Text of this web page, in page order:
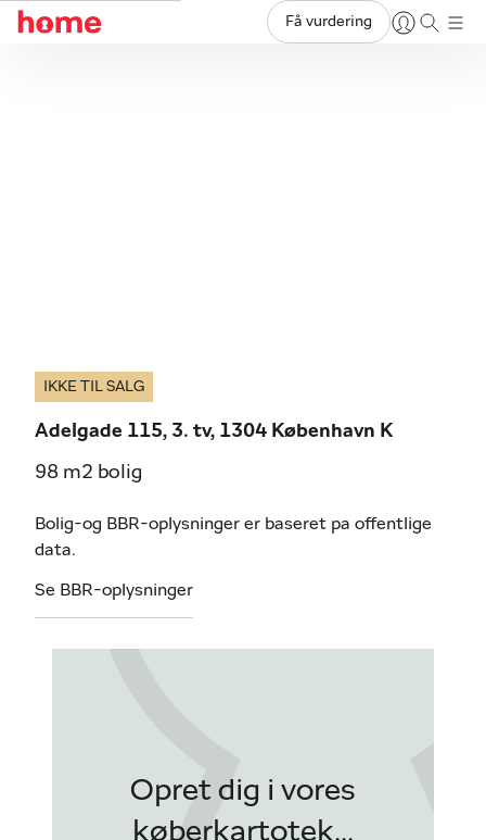
Få vurdering
IKKE TIL SALG
Adelgade 115, 3. tv, 1304 København K
98 m2 bolig
Bolig-og BBR-oplysninger er baseret pa offentlige
data.
Se BBR-oplysninger
Opret dig i vores
køberkartotek...